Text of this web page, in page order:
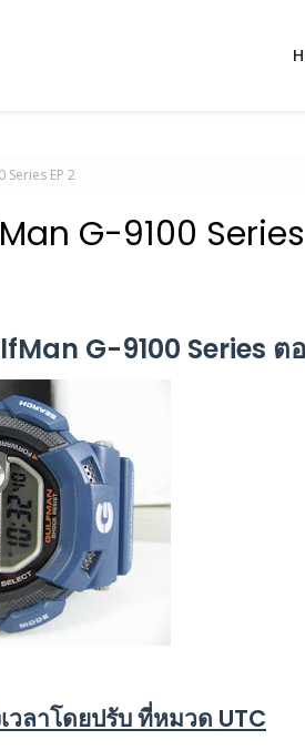
Series EP 2
G-9100 Series
G-9100 Series ต
ลาโดยปรับ ที่หมวด UTC